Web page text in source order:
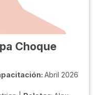
Choque
Abril 2026